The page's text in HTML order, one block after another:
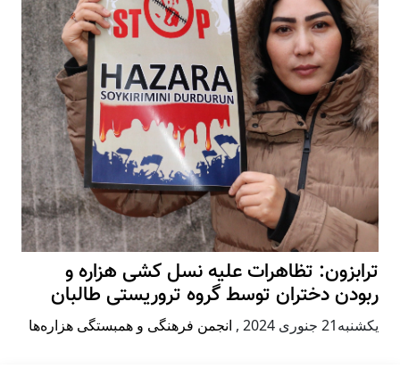
ترابزون: تظاهرات علیه نسل کشی هزاره و
ربودن دختران توسط گروه تروریستی طالبان
يكشنبه21 جنوری 2024 , انجمن فرهنگی و همبستگی هزاره‌ها